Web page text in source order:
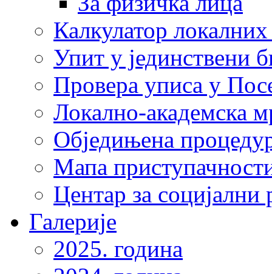
Калкулатор
Упит у јединствени
Провера уписа у
Локално-академска
Обједињена
Мапа
Центар за
Галерије
2025. година